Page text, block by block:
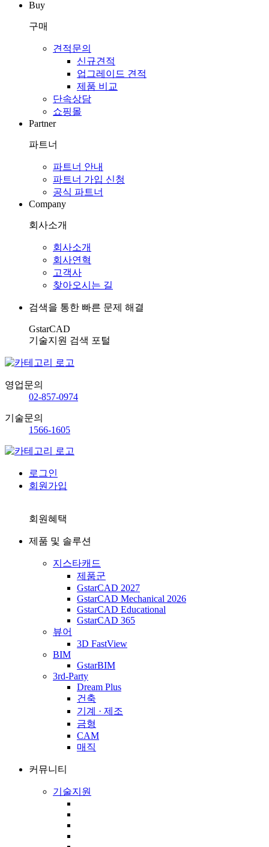
Buy
구매
견적문의
신규견적
업그레이드 견적
제품 비교
단속상담
쇼핑몰
Partner
파트너
파트너 안내
파트너 가입 신청
공식 파트너
Company
회사소개
회사소개
회사연혁
고객사
찾아오시는 길
검색을 통한 빠른 문제 해결
GstarCAD
기술지원 검색 포털
영업문의
02-857-0974
기술문의
1566-1605
로그인
회원가입
회원혜택
제품 및 솔루션
지스타캐드
제품군
GstarCAD 2027
GstarCAD Mechanical 2026
GstarCAD Educational
GstarCAD 365
뷰어
3D FastView
BIM
GstarBIM
3rd-Party
Dream Plus
건축
기계 · 제조
금형
CAM
매직
커뮤니티
기술지원